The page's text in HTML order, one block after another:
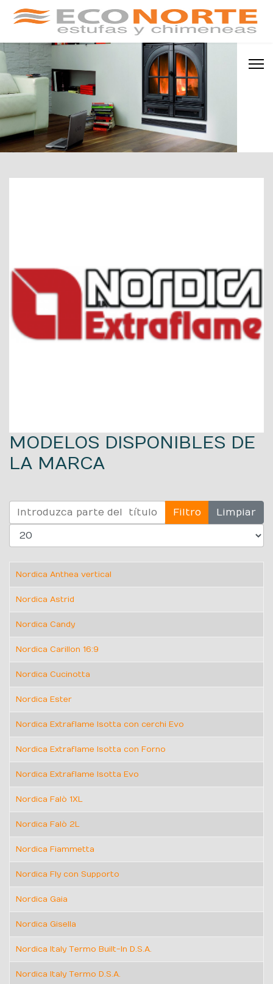
MODELOS DISPONIBLES DE
LA MARCA
Filtro Limpiar
Nordica Anthea vertical
Nordica Astrid
Nordica Candy
Nordica Carillon 16:9
Nordica Cucinotta
Nordica Ester
Nordica Extraflame Isotta con cerchi Evo
Nordica Extraflame Isotta con Forno
Nordica Extraflame Isotta Evo
Nordica Falò 1XL
Nordica Falò 2L
Nordica Fiammetta
Nordica Fly con Supporto
Nordica Gaia
Nordica Gisella
Nordica Italy Termo Built-In D.S.A.
Nordica Italy Termo D.S.A.